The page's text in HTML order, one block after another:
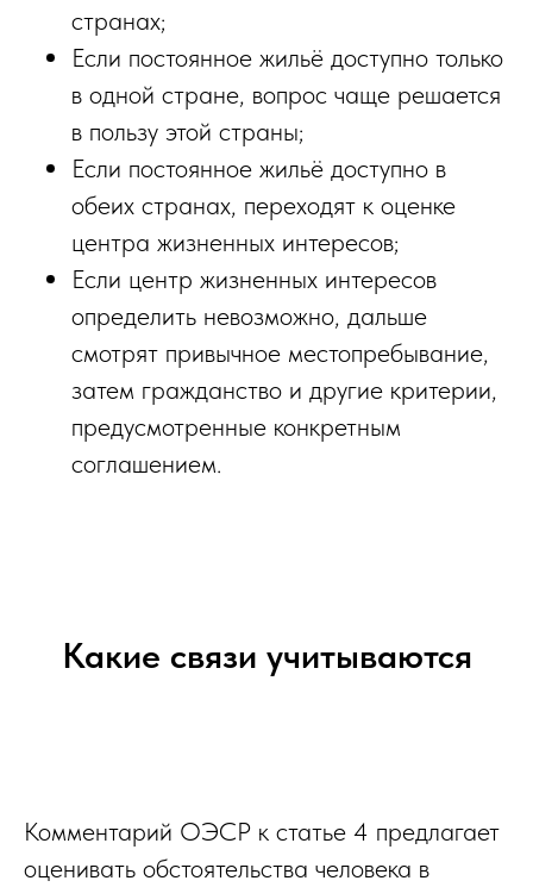
странах;
Если постоянное жильё доступно только
в одной стране, вопрос чаще решается
в пользу этой страны;
Если постоянное жильё доступно в
обеих странах, переходят к оценке
центра жизненных интересов;
Если центр жизненных интересов
определить невозможно, дальше
смотрят привычное местопребывание,
затем гражданство и другие критерии,
предусмотренные конкретным
соглашением.
Какие связи учитываются
Комментарий ОЭСР к статье 4 предлагает
оценивать обстоятельства человека в